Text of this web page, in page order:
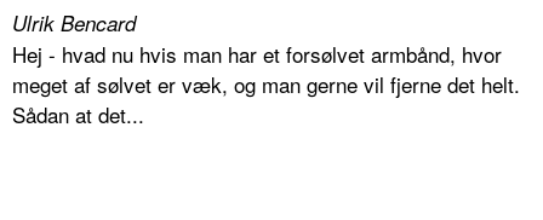
Ulrik Bencard
Hej - hvad nu hvis man har et forsølvet armbånd, hvor
meget af sølvet er væk, og man gerne vil fjerne det helt.
Sådan at det...